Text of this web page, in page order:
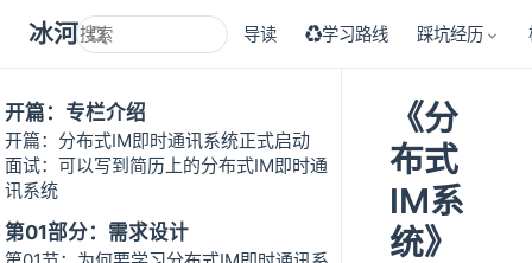
冰河技术 导读 ♻学习路线 踩坑经历
开篇：专栏介绍
开篇：分布式IM即时通讯系统正式启动
面试：可以写到简历上的分布式IM即时通
讯系统
第01部分：需求设计
《分
布式
IM系
统》